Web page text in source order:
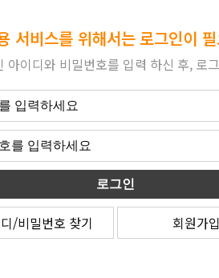
서비스를 위해서는로그인이
아이디와 비밀번호를 입력 하신 후, 로
/비밀번호 찾기 회원가입